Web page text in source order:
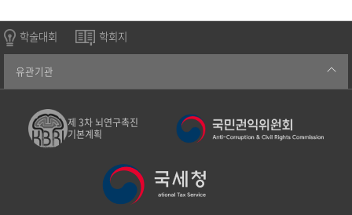
학술대회 학회지
유관기관
제 3차 뇌연구촉진
기본계획